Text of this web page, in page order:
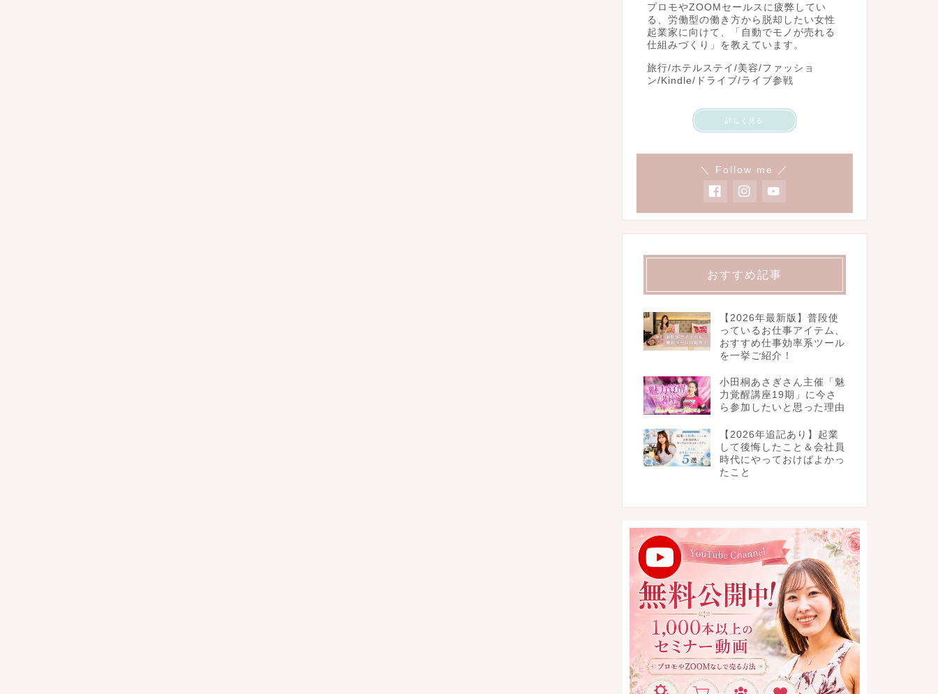
プロモやZOOMセールスに疲弊してい
る、労働型の働き方から脱却したい女性
起業家に向けて、「自動でモノが売れる
仕組みづくり」を教えています。
旅行/ホテルステイ/美容/ファッショ
ン/Kindle/ドライブ/ライブ参戦
詳しく見る
＼ Follow me ／
おすすめ記事
【2026年最新版】普段使
っているお仕事アイテム、
おすすめ仕事効率系ツール
を一挙ご紹介！
小田桐あさぎさん主催「魅
力覚醒講座19期」に今さ
ら参加したいと思った理由
【2026年追記あり】起業
して後悔したこと＆会社員
時代にやっておけばよかっ
たこと